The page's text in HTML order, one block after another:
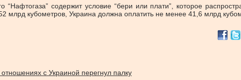
“Нафтогаза” содержит условие “бери или плати”, которое
млрд кубометров, Украина должна оплатить не менее 41,6 млрд
с Украиной перегнул палку